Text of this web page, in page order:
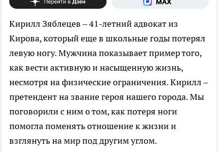
Кирилл Зяблецев – 41-летний адвокат из
Кирова, который еще в школьные годы потерял
левую ногу. Мужчина показывает пример того,
как вести активную и насыщенную жизнь,
несмотря на физические ограничения. Кирилл –
претендент на звание героя нашего города. Мы
поговорили с ним о том, как потеря ноги
помогла поменять отношение к жизни и
взглянуть на мир под другим углом.